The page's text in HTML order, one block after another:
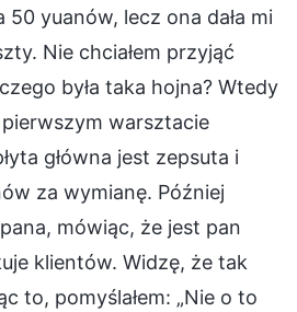
50 yuanów, lecz ona dała mi
Nie chciałem przyjąć
była taka hojna? Wtedy
pierwszym warsztacie
główna jest zepsuta i
za wymianę. Później
mówiąc, że jest pan
klientów. Widzę, że tak
to, pomyślałem: „Nie o to